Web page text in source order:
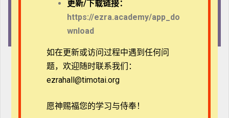
推荐语
更新/下载链接：
https://ezra.academy/app_do
wnload
如在更新或访问过程中遇到任何问
题，欢迎随时联系我们：
ezrahall@timotai.org
愿神赐福您的学习与侍奉！